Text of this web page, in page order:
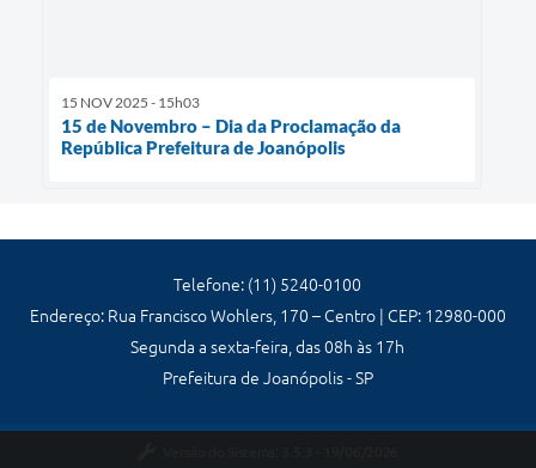
15 NOV 2025 - 15h03
15 de Novembro – Dia da Proclamação da
República Prefeitura de Joanópolis
Telefone: (11) 5240-0100
Endereço: Rua Francisco Wohlers, 170 – Centro | CEP: 12980-000
Segunda a sexta-feira, das 08h às 17h
Prefeitura de Joanópolis - SP